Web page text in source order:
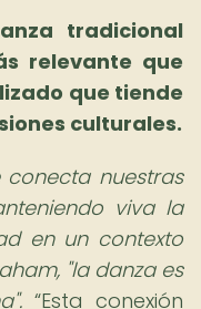
tradicional
relevante que
que tiende
culturales.
nuestras
viva la
en un contexto
"la danza es
Esta conexión